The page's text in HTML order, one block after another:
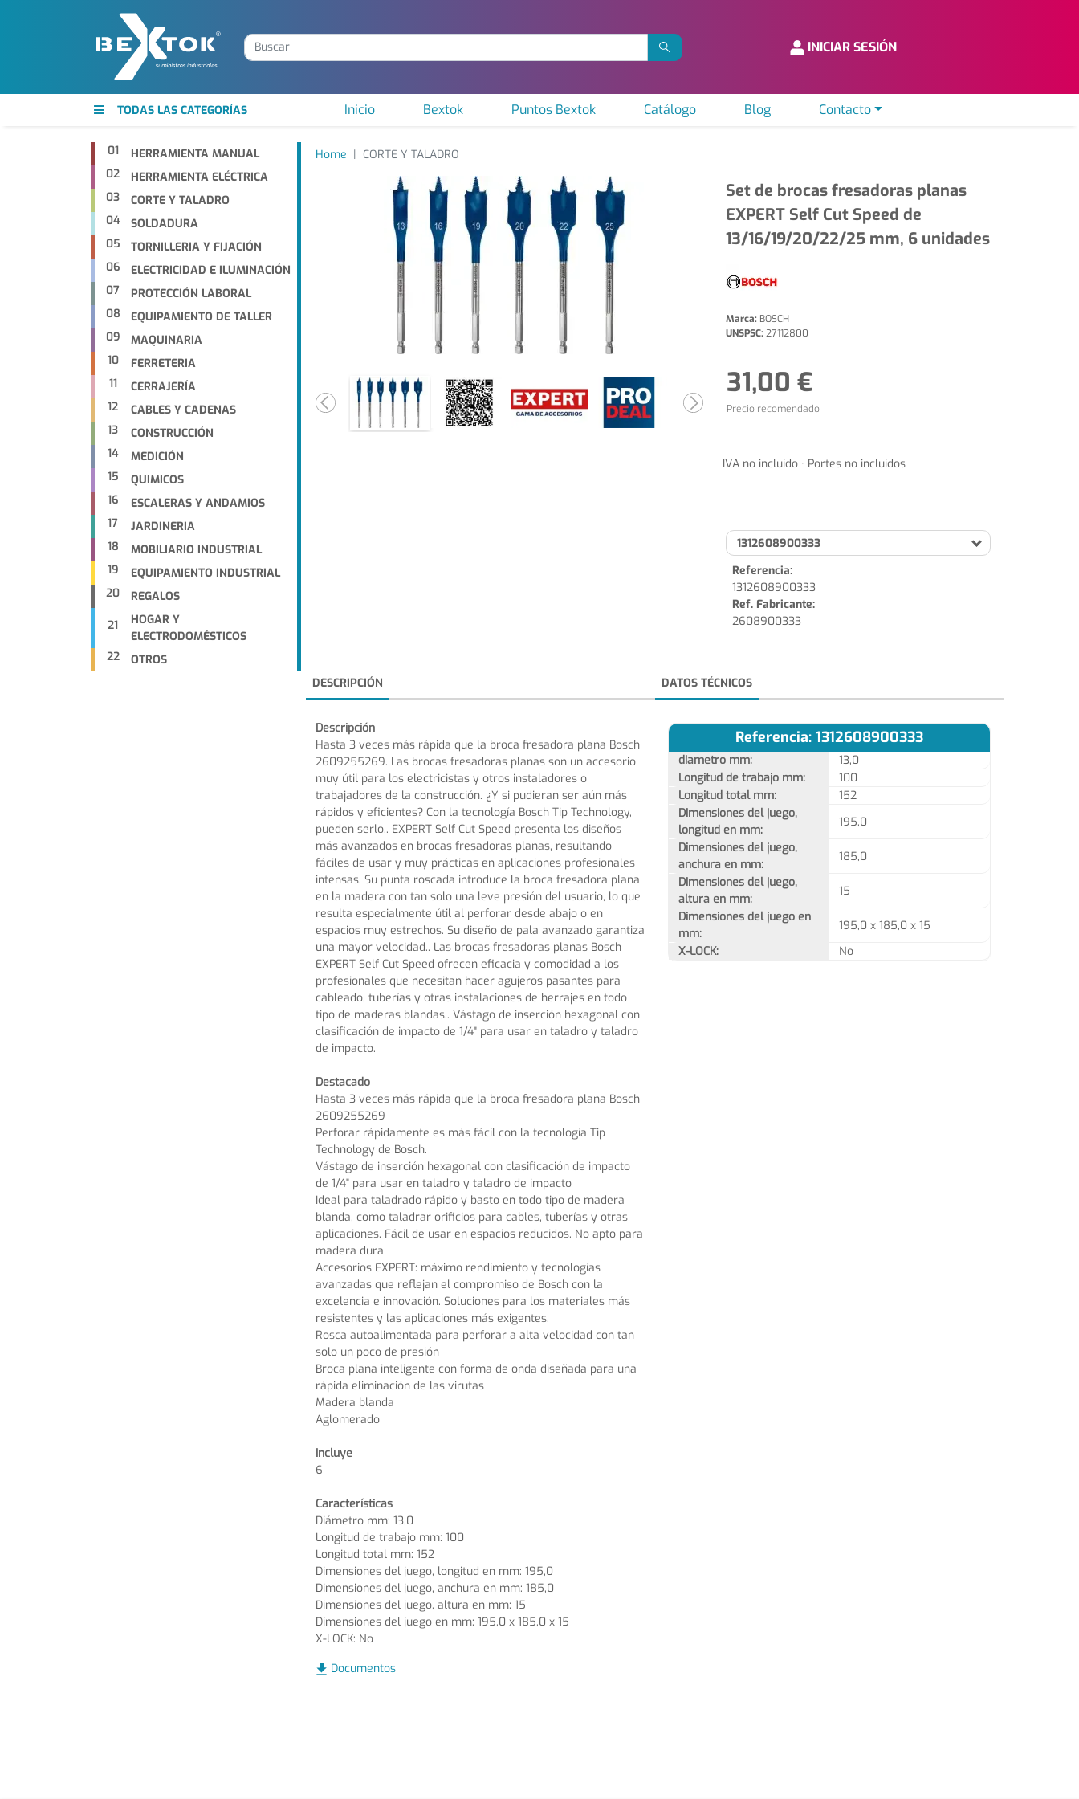
INICIAR SESIÓN
TODAS LAS CATEGORÍAS Inicio Bextok Puntos Bextok Catálogo Blog Contacto
01
HERRAMIENTA MANUAL
02
HERRAMIENTA ELÉCTRICA
03
CORTE Y TALADRO
04
SOLDADURA
05
TORNILLERIA Y FIJACIÓN
06
ELECTRICIDAD E ILUMINACIÓN
07
PROTECCIÓN LABORAL
08
EQUIPAMIENTO DE TALLER
09
MAQUINARIA
10
FERRETERIA
11
CERRAJERÍA
12
CABLES Y CADENAS
13
CONSTRUCCIÓN
14
MEDICIÓN
15
QUIMICOS
16
ESCALERAS Y ANDAMIOS
17
JARDINERIA
18
MOBILIARIO INDUSTRIAL
19
EQUIPAMIENTO INDUSTRIAL
20
REGALOS
21
HOGAR Y
ELECTRODOMÉSTICOS
22
OTROS
Home CORTE Y TALADRO
Set de brocas fresadoras planas
EXPERT Self Cut Speed de
13/16/19/20/22/25 mm, 6 unidades
Marca:BOSCH
UNSPSC:27112800
31,00 €
Precio recomendado
IVA no incluido · Portes no incluidos
1312608900333
Referencia:
1312608900333
Ref. Fabricante:
2608900333
DESCRIPCIÓN DATOS TÉCNICOS
Descripción
Hasta 3 veces más rápida que la broca fresadora plana Bosch
2609255269. Las brocas fresadoras planas son un accesorio
muy útil para los electricistas y otros instaladores o
trabajadores de la construcción. ¿Y si pudieran ser aún más
rápidos y eficientes? Con la tecnología Bosch Tip Technology,
pueden serlo.. EXPERT Self Cut Speed presenta los diseños
más avanzados en brocas fresadoras planas, resultando
fáciles de usar y muy prácticas en aplicaciones profesionales
intensas. Su punta roscada introduce la broca fresadora plana
en la madera con tan solo una leve presión del usuario, lo que
resulta especialmente útil al perforar desde abajo o en
espacios muy estrechos. Su diseño de pala avanzado garantiza
una mayor velocidad.. Las brocas fresadoras planas Bosch
EXPERT Self Cut Speed ofrecen eficacia y comodidad a los
profesionales que necesitan hacer agujeros pasantes para
cableado, tuberías y otras instalaciones de herrajes en todo
tipo de maderas blandas.. Vástago de inserción hexagonal con
clasificación de impacto de 1/4" para usar en taladro y taladro
de impacto.
Destacado
Hasta 3 veces más rápida que la broca fresadora plana Bosch
2609255269
Perforar rápidamente es más fácil con la tecnología Tip
Technology de Bosch.
Vástago de inserción hexagonal con clasificación de impacto
de 1/4" para usar en taladro y taladro de impacto
Ideal para taladrado rápido y basto en todo tipo de madera
blanda, como taladrar orificios para cables, tuberías y otras
aplicaciones. Fácil de usar en espacios reducidos. No apto para
madera dura
Accesorios EXPERT: máximo rendimiento y tecnologías
avanzadas que reflejan el compromiso de Bosch con la
excelencia e innovación. Soluciones para los materiales más
resistentes y las aplicaciones más exigentes.
Rosca autoalimentada para perforar a alta velocidad con tan
solo un poco de presión
Broca plana inteligente con forma de onda diseñada para una
rápida eliminación de las virutas
Madera blanda
Aglomerado
Incluye
6
Características
Diámetro mm: 13,0
Longitud de trabajo mm: 100
Longitud total mm: 152
Dimensiones del juego, longitud en mm: 195,0
Dimensiones del juego, anchura en mm: 185,0
Dimensiones del juego, altura en mm: 15
Dimensiones del juego en mm: 195,0 x 185,0 x 15
X-LOCK: No
Referencia: 1312608900333
diametro mm:
13,0
Longitud de trabajo mm:
100
Longitud total mm:
152
Dimensiones del juego,
longitud en mm:
195,0
Dimensiones del juego,
anchura en mm:
185,0
Dimensiones del juego,
altura en mm:
15
Dimensiones del juego en
mm:
195,0 x 185,0 x 15
X-LOCK:
No
Documentos